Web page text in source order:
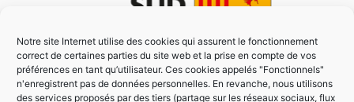
Notre site Internet utilise des cookies qui assurent le fonctionnement
correct de certaines parties du site web et la prise en compte de vos
préférences en tant qu’utilisateur. Ces cookies appelés "Fonctionnels"
n'enregistrent pas de données personnelles. En revanche, nous utilisons
des services proposés par des tiers (partage sur les réseaux sociaux, flux